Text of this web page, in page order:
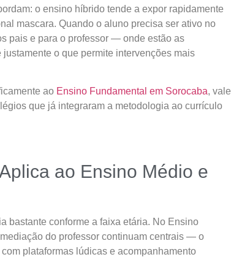
o ensino híbrido tende a expor rapidamente
mascara. Quando o aluno precisa ser ativo no
pais e para o professor — onde estão as
o que permite intervenções mais
ao Ensino Fundamental em Sorocaba, vale
que já integraram a metodologia ao currículo
ao Ensino Médio e
bastante conforme a faixa etária. No Ensino
do professor continuam centrais — o
plataformas lúdicas e acompanhamento